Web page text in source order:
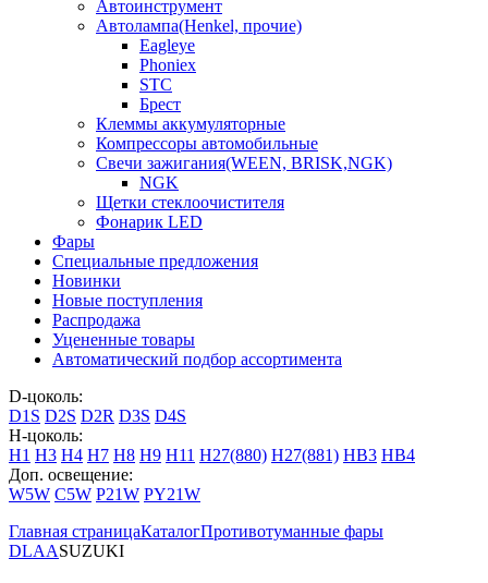
Автоинструмент
Автолампа(Henkel, прочие)
Eagleye
Phoniex
STC
Брест
Клеммы аккумуляторные
Компрессоры автомобильные
Свечи зажигания(WEEN, BRISK,NGK)
NGK
Щетки стеклоочистителя
Фонарик LED
Фары
Специальные предложения
Новинки
Новые поступления
Распродажа
Уцененные товары
Автоматический подбор ассортимента
D-цоколь:
D1S D2S D2R D3S D4S
H-цоколь:
H1 H3 H4 H7 H8 H9 H11 H27(880) H27(881) HB3 HB4
Доп. освещение:
W5W C5W P21W PY21W
Главная страницаКаталогПротивотуманные фары
DLAASUZUKI